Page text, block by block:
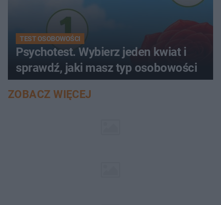
TEST OSOBOWOŚCI
Psychotest. Wybierz jeden kwiat i
sprawdź, jaki masz typ osobowości
ZOBACZ WIĘCEJ